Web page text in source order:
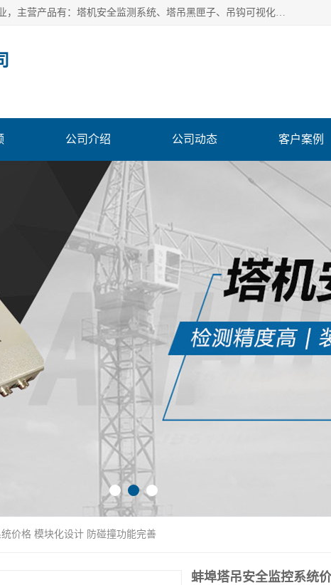
安徽赛芙智能科技有限公司是一家主营智慧化工地解决方案的企业，主营产品有：塔机安全监测系统、塔吊黑匣子、吊钩可视化、吊钩可视化系统、塔机安全监控系统、塔机黑匣子等。创建至今始终关注用户需求，为用户提供有的产品和服务。
公司介绍 公司动态 客户案例
价格 模块化设计 防碰撞功能完善
蚌埠塔吊安全监控系统